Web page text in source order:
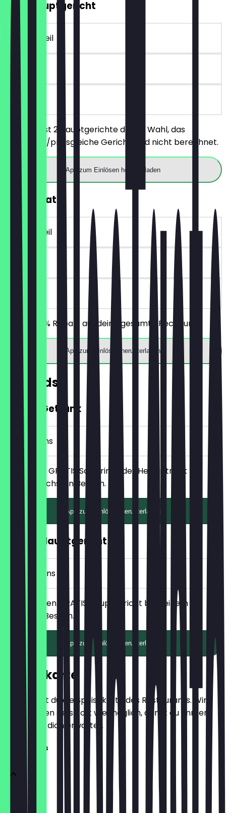
2für1 Hauptgericht
~€ 13 Vorteil
90 Tage
vor Ort
Du bestellst 2 Hauptgerichte deiner Wahl, das
günstigere/preisgleiche Gericht wird nicht berechnet.
App zum Einlösen herunterladen
30% Rabatt
~€ 4 Vorteil
90 Tage
Erhalte 30% Rabatt auf deine gesamte Rechnung!
App zum Einlösen herunterladen
Rewards
GRATIS Getränk
7 Check-ins
Erhalte ein GRATIS Softdrink oder Heißgetränk bei
deinem nächsten Besuch.
App zum Einlösen herunterladen
GRATIS Hauptgericht
10 Check-ins
Erhalte einen GRATIS Hauptgericht bei deinem
nächsten Besuch.
App zum Einlösen herunterladen
Speisekarte
Hier findest du die Speisekarte des Restaurants. Wir
aktualisieren sie so oft wie möglich, damit du immer
weißt, was dich erwartet.
Sandwiches
Mr. Breggs